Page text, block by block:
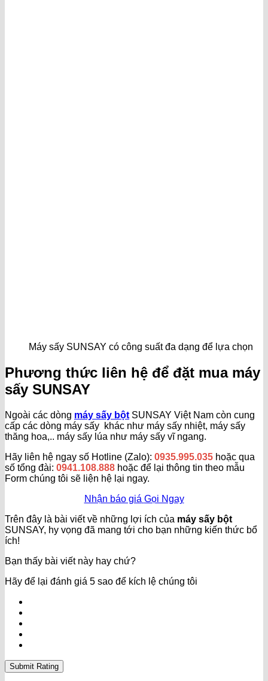
Máy sấy SUNSAY có công suất đa dạng để lựa chọn
Phương thức liên hệ để đặt mua máy
sấy SUNSAY
Ngoài các dòng máy sấy bột SUNSAY Việt Nam còn cung
cấp các dòng máy sấy khác như máy sấy nhiệt, máy sấy
thăng hoa,.. máy sấy lúa như máy sấy vĩ ngang.
Hãy liên hệ ngay số Hotline (Zalo): 0935.995.035 hoặc qua
số tổng đài: 0941.108.888 hoặc để lại thông tin theo mẫu
Form chúng tôi sẽ liện hệ lại ngay.
Nhận báo giá Gọi Ngay
Trên đây là bài viết về những lợi ích của máy sấy bột
SUNSAY, hy vọng đã mang tới cho bạn những kiến thức bổ
ích!
Bạn thấy bài viết này hay chứ?
Hãy để lại đánh giá 5 sao để kích lệ chúng tôi
Submit Rating